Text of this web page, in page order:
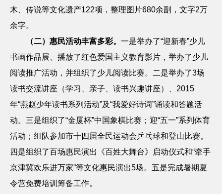
木、传说等文化遗产122项，整理图片680余副，文字2万
余字。
（二）惠民活动丰富多彩。 一是举办了“迎新春”少儿
书画作品展、播放了红色爱国主义教育影片，举办了少儿
阅读推广活动，并组织了少儿阅读比赛。二是举办了3场
读书交流讲座（学习、亲子、读书兴趣讲座）、 2015
年“燕赵少年读书系列活动”及“我爱好诗词”诵读和答题活
动。三是组织了“金厦杯”中国象棋比赛；迎“五一”系列体育
活动；组队参加市十四届全民运动会乒乓球和登山比赛。
四是组织了百场惠民演出《百姓大舞台》启动仪式和“牵手
京津冀欢乐进万家”等文化惠民演出5场。五是完成暑期夏
令营免费培训筹备工作。